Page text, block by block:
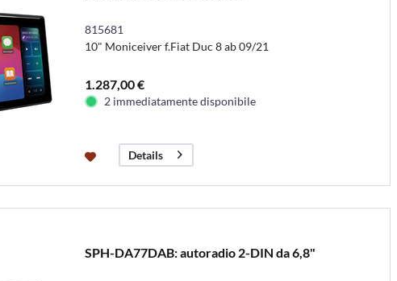
815681
10" Moniceiver f.Fiat Duc 8 ab 09/21
1.287,00 €
2 immediatamente disponibile
Details
SPH-DA77DAB: autoradio 2-DIN da 6,8"